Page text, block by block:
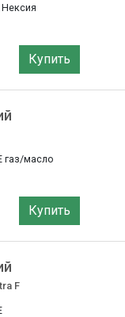
Купить
газ/масло
Купить
F